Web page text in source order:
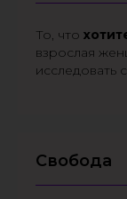
То, что
взрослая
исследовать
Свобода